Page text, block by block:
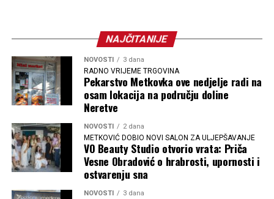
NAJČITANIJE
NOVOSTI 3 dana
RADNO VRIJEME TRGOVINA
Pekarstvo Metkovka ove nedjelje radi na
osam lokacija na području doline
Neretve
NOVOSTI 2 dana
METKOVIĆ DOBIO NOVI SALON ZA ULJEPŠAVANJE
VO Beauty Studio otvorio vrata: Priča
Vesne Obradović o hrabrosti, upornosti i
ostvarenju sna
NOVOSTI 3 dana